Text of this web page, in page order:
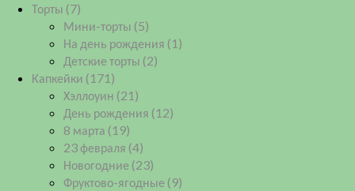
Торты (7)
Мини-торты (5)
На день рождения (1)
Детские торты (2)
Капкейки (171)
Хэллоуин (21)
День рождения (12)
8 марта (19)
23 февраля (4)
Новогодние (23)
Фруктово-ягодные (9)